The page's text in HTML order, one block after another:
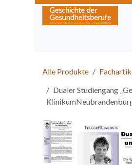
Zum Inhalt springen
Alle Produkte
Dualer Studiengang